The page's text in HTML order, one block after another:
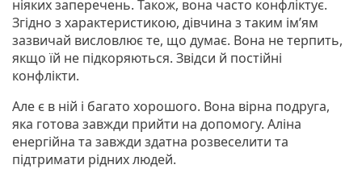
ніяких заперечень. Також, вона часто конфліктує.
Згідно з характеристикою, дівчина з таким ім’ям
зазвичай висловлює те, що думає. Вона не терпить,
якщо їй не підкоряються. Звідси й постійні
конфлікти.
Але є в ній і багато хорошого. Вона вірна подруга,
яка готова завжди прийти на допомогу. Аліна
енергійна та завжди здатна розвеселити та
підтримати рідних людей.